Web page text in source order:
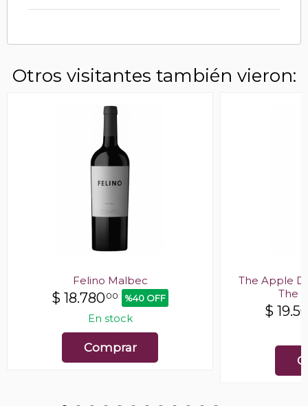
Otros visitantes también vieron:
Felino Malbec
$ 18.78000 %40 OFF
En stock
Comprar
The Apple
The
$